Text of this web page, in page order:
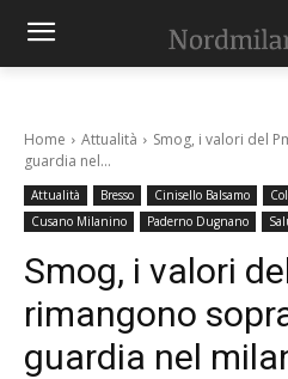
Home Attualità
Smog, i valori del
guardia nel...
Attualità Bresso Cinisello Balsamo
Cusano Milanino
Paderno Dugnano
Smog, i valori
rimangono
guardia nel